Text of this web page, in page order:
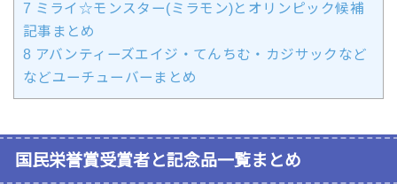
7 ミライ☆モンスター(ミラモン)とオリンピック候補
記事まとめ
8 アバンティーズエイジ・てんちむ・カジサックなど
などユーチューバーまとめ
国民栄誉賞受賞者と記念品一覧まとめ